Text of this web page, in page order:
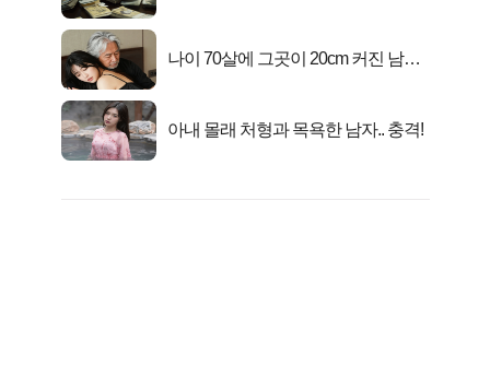
나이 70살에 그곳이 20cm 커진 남자..
아내 몰래 처형과 목욕한 남자.. 충격!